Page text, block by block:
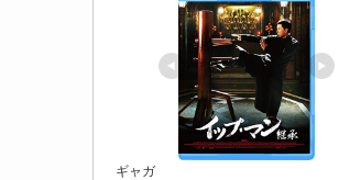
ギャガ